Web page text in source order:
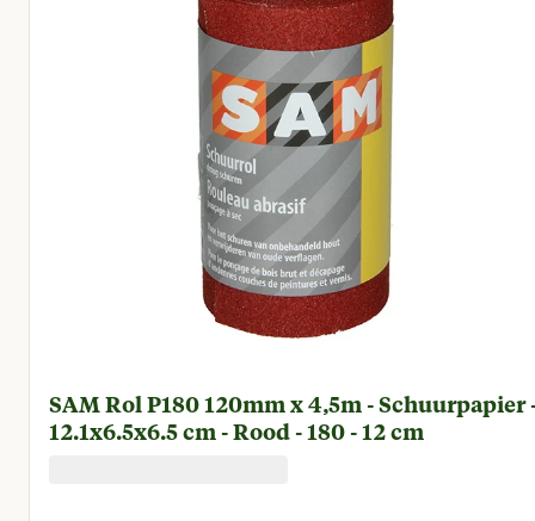
SAM Rol P180 120mm x 4,5m - Schuurpapier
12.1x6.5x6.5 cm - Rood - 180 - 12 cm